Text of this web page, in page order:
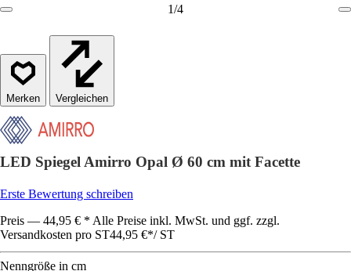
1/4
Vergleichen
LED Spiegel Amirro Opal Ø 60 cm mit Facette
Erste Bewertung schreiben
Preis — 44,95 € * Alle Preise inkl. MwSt. und ggf. zzgl.
Versandkosten pro ST44,95 €*/ ST
Nenngröße in cm